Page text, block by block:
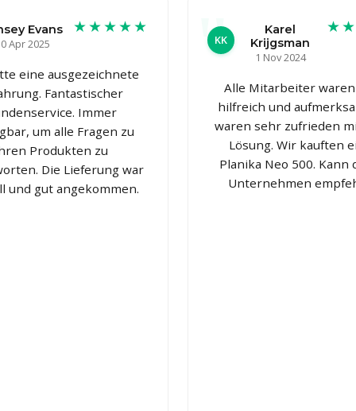
Evans
Apr 2025
★★★★★
eine ausgezeichnete
Fantastischer
Immer
um alle Fragen zu
Produkten zu
Die Lieferung war
und gut angekommen.
KK
Karel
Krijgsman
1 Nov 2024
Alle Mitarbeiter
hilfreich und
waren sehr zufrieden
Lösung. Wir kauften
Planika Neo 500. Kann
Unternehmen